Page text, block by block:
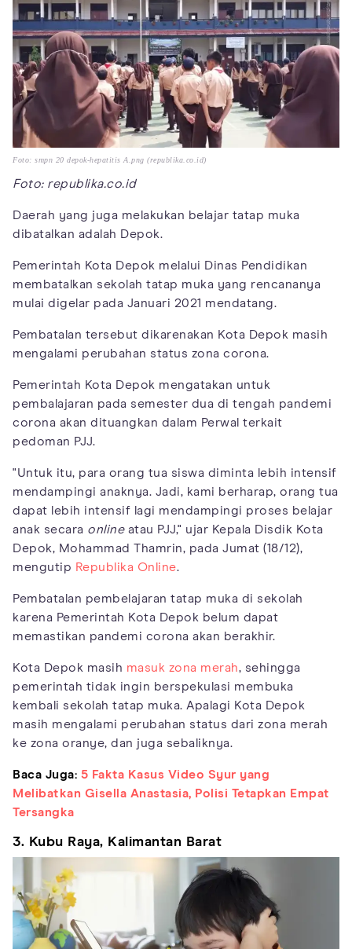
Foto: smpn 20 depok-hepatitis A.png (republika.co.id)
Foto: republika.co.id
Daerah yang juga melakukan belajar tatap muka
dibatalkan adalah Depok.
Pemerintah Kota Depok melalui Dinas Pendidikan
membatalkan sekolah tatap muka yang rencananya
mulai digelar pada Januari 2021 mendatang.
Pembatalan tersebut dikarenakan Kota Depok masih
mengalami perubahan status zona corona.
Pemerintah Kota Depok mengatakan untuk
pembalajaran pada semester dua di tengah pandemi
corona akan dituangkan dalam Perwal terkait
pedoman PJJ.
"Untuk itu, para orang tua siswa diminta lebih intensif
mendampingi anaknya. Jadi, kami berharap, orang tua
dapat lebih intensif lagi mendampingi proses belajar
anak secara online atau PJJ," ujar Kepala Disdik Kota
Depok, Mohammad Thamrin, pada Jumat (18/12),
mengutip Republika Online.
Pembatalan pembelajaran tatap muka di sekolah
karena Pemerintah Kota Depok belum dapat
memastikan pandemi corona akan berakhir.
Kota Depok masih masuk zona merah, sehingga
pemerintah tidak ingin berspekulasi membuka
kembali sekolah tatap muka. Apalagi Kota Depok
masih mengalami perubahan status dari zona merah
ke zona oranye, dan juga sebaliknya.
Baca Juga: 5 Fakta Kasus Video Syur yang
Melibatkan Gisella Anastasia, Polisi Tetapkan Empat
Tersangka
3. Kubu Raya, Kalimantan Barat